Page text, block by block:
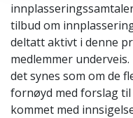
tilbud om
deltatt aktivt i denne
medlemmer
det synes som om de
fornøyd med forslag
kommet med